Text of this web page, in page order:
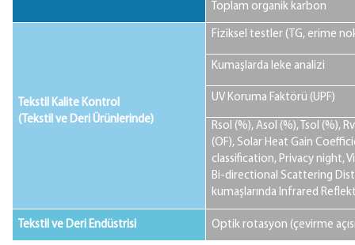
Toplam organik karbon
Tekstil Kalite Kontrol
(Tekstil ve Deri Ürünlerinde)
Fiziksel testler (TG, erime
Kumaşlarda leke analizi
UV Koruma Faktörü (UPF)
Rsol (%), Asol (%), Tsol (%),
(OF), Solar Heat Gain
classification, Privacy night,
Bi-directional Scattering
kumaşlarında Infrared
Tekstil ve Deri Endüstrisi Optik rotasyon (çevirme